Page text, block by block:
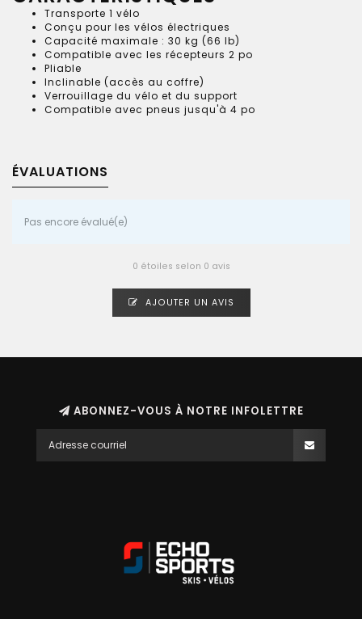
Transporte 1 vélo
Conçu pour les vélos électriques
Capacité maximale : 30 kg (66 lb)
Compatible avec les récepteurs 2 po
Pliable
Inclinable (accès au coffre)
Verrouillage du vélo et du support
Compatible avec pneus jusqu'à 4 po
ÉVALUATIONS
Pas encore évalué(e)
0 étoiles selon 0 avis
AJOUTER UN AVIS
ABONNEZ-VOUS À NOTRE INFOLETTRE